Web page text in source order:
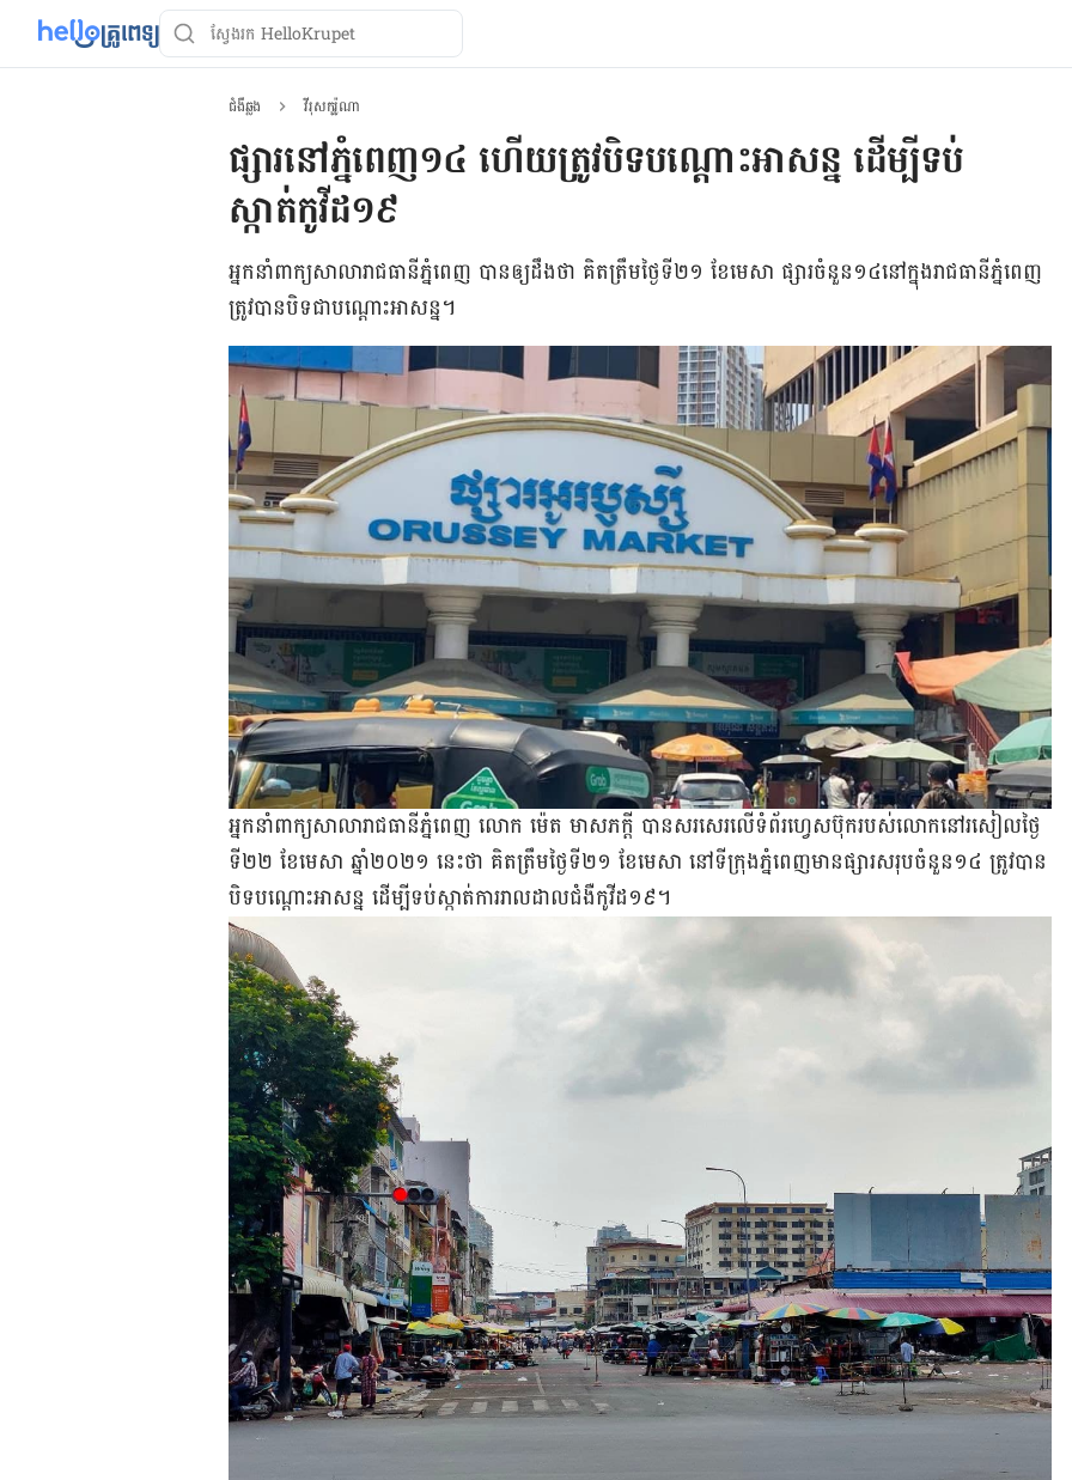
ជំងឺឆ្លង វីរុសកូរ៉ូណា
ផ្សារនៅភ្នំពេញ១៤ ហើយត្រូវបិទបណ្ដោះអាសន្ន ដើម្បីទប់
ស្កាត់កូវីដ១៩
អ្នក​នាំ​ពាក្យ​សាលា​រាជធានី​ភ្នំពេញ បាន​ឲ្យ​ដឹង​ថា​ គិត​ត្រឹម​ថ្ងៃទី​២១ ខែមេសា ​ផ្សារ​ចំនួន​១៤​នៅ​ក្នុង​រាជធានី​ភ្នំពេញ
ត្រូវ​បាន​បិទ​ជា​បណ្ដោះ​អាសន្ន​។
អ្នក​នាំ​ពាក្យ​សាលា​រាជធានី​ភ្នំពេញ លោក​ ម៉េត មាសភក្ដី បាន​សរសេរ​លើ​ទំព័រ​ហ្វេស​ប៊ុក​របស់​លោក​នៅ​រសៀល​ថ្ងៃ​
ទី​២២ ខែ​មេសា ឆ្នាំ​២០២១ នេះ​ថា គិត​ត្រឹម​ថ្ងៃ​ទី​២១ ខែ​មេសា នៅ​ទីក្រុង​ភ្នំពេញ​មាន​ផ្សារ​សរុប​ចំនួន​១៤ ត្រូវ​បាន​
បិទ​បណ្ដោះ​អាសន្ន ដើម្បី​ទប់ស្កាត់​ការ​រាល​ដាល​ជំងឺ​កូវីដ១៩។